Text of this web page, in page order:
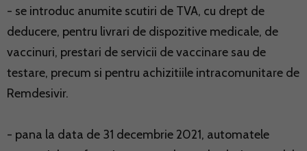
- se introduc anumite scutiri de TVA, cu drept de
deducere, pentru livrari de dispozitive medicale, de
vaccinuri, prestari de servicii de vaccinare sau de
testare, precum si pentru achizitiile intracomunitare de
Remdesivir.
- pana la data de 31 decembrie 2021, automatele